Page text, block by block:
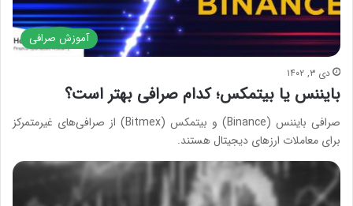
آموزش صرافی
دی ۳, ۱۴۰۲
بایننس یا بیتمکس؛ کدام صرافی بهتر است؟
صرافی بایننس (Binance) و بیتمکس (Bitmex) از صرافی‌های غیرمتمرکز
برای معاملات ارزهای دیجیتال هستند.